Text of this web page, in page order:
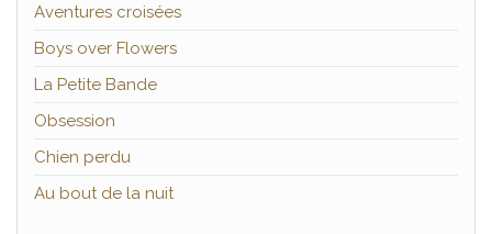
Aventures croisées
Boys over Flowers
La Petite Bande
Obsession
Chien perdu
Au bout de la nuit